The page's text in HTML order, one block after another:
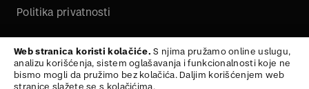
Politika privatnosti
Kariera
Web stranica koristi kolačiće. S njima pružamo online uslugu,
analizu korišćenja, sistem oglašavanja i funkcionalnosti koje ne
bismo mogli da pružimo bez kolačića. Daljim korišćenjem web
stranice slažete se s kolačićima.